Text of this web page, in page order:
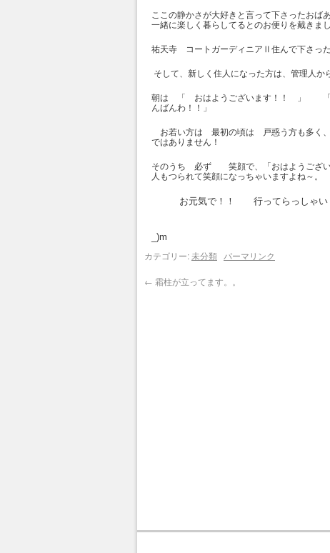
ここの静かさが大好きと言って下さったおば
一緒に楽しく暮らしてるとのお便りを戴きまし
祐天寺 コートガーディニアⅡ住んで下さった
そして、新しく住人になった方は、管理人か
朝は 「 おはようございます！！ 」
んばんわ！！」
お若い方は 最初の頃は 戸惑う方も多く
ではありません！
そのうち 必ず 笑顔で、「おはようござ
人もつられて笑顔になっちゃいますよね～。
お元気で！！ 行ってらっしゃい
そして お元気で
_)m
カテゴリー:未分類 パーマリンク
← 霜柱が立ってます。。